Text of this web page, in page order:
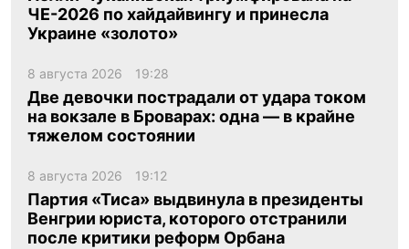
ЧЕ-2026 по хайдайвингу и принесла
Украине «золото»
8 августа 2026 19:28
Две девочки пострадали от удара током
на вокзале в Броварах: одна — в крайне
тяжелом состоянии
8 августа 2026 19:12
Партия «Тиса» выдвинула в президенты
Венгрии юриста, которого отстранили
после критики реформ Орбана